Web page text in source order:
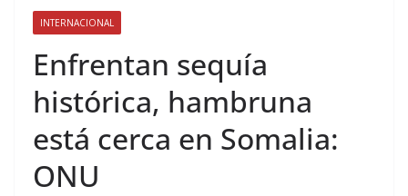
INTERNACIONAL
Enfrentan sequía
histórica, hambruna
está cerca en Somalia:
ONU